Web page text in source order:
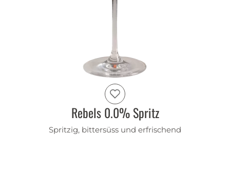
Rebels 0.0% Spritz
Spritzig, bittersüss und erfrischend